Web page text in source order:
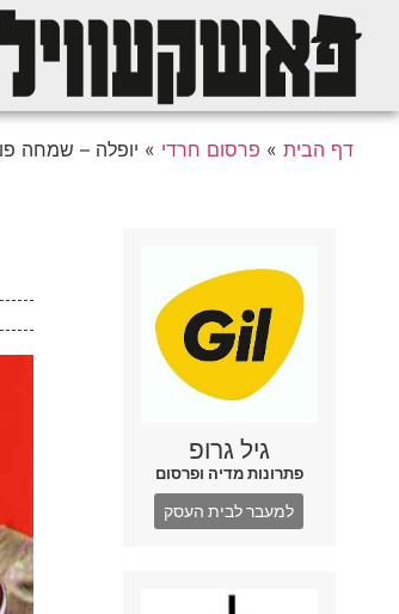
דף הבית » פרסום חרדי » יופלה – שמחה
גיל גרופ
פתרונות מדיה ופרסום
למעבר לבית העסק